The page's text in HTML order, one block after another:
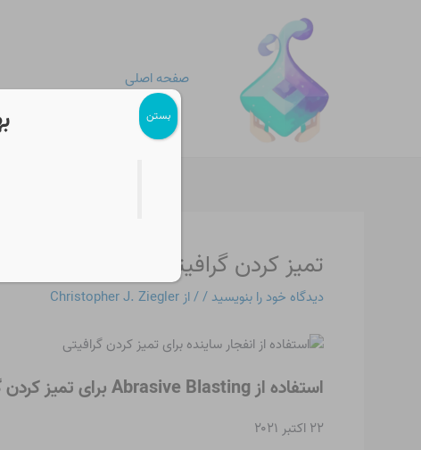
صفحه اصلی
تمیز کردن گرافیتی با انفجار ساینده
دیدگاه‌ خود را بنویسید // ازChristopher J. Ziegler
استفاده از Abrasive Blasting برای تمیز کردن گرافیتی
۲۲ اکتبر ۲۰۲۱
نوشته
بستن